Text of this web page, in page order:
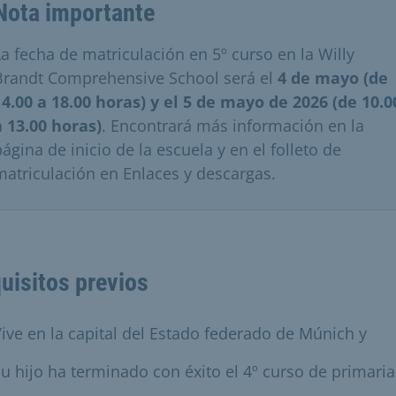
importante
fecha de matriculación en 5º curso en la Willy
Comprehensive School será el 4 de mayo (de
a 18.00 horas) y el 5 de mayo de 2026 (de
13.00 horas). Encontrará más información en la
de inicio de la escuela y en el folleto de
en Enlaces y descargas.
previos
en la capital del Estado federado de Múnich y
hijo ha terminado con éxito el 4º curso de